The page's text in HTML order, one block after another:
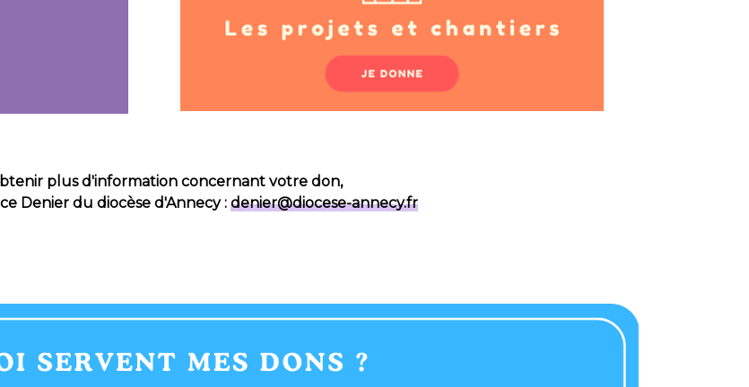
plus d'information concernant votre don,
Denier du diocèse d'Annecy : denier@diocese-annecy.fr